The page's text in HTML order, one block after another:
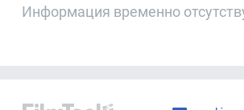
Информация временно